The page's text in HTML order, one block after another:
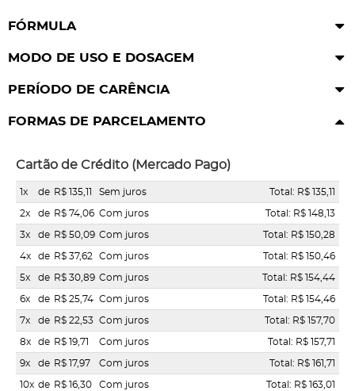
FÓRMULA
MODO DE USO E DOSAGEM
PERÍODO DE CARÊNCIA
FORMAS DE PARCELAMENTO
Cartão de Crédito (Mercado Pago)
1x de R$ 135,11 Sem juros Total: R$ 135,11
2x de R$ 74,06 Com juros Total: R$ 148,13
3x de R$ 50,09 Com juros Total: R$ 150,28
4x de R$ 37,62 Com juros Total: R$ 150,46
5x de R$ 30,89 Com juros Total: R$ 154,44
6x de R$ 25,74 Com juros Total: R$ 154,46
7x de R$ 22,53 Com juros Total: R$ 157,70
8x de R$ 19,71 Com juros Total: R$ 157,71
9x de R$ 17,97 Com juros Total: R$ 161,71
10x de R$ 16,30 Com juros Total: R$ 163,01